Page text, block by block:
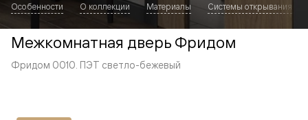
Особенности О коллекции Материалы Системы открывания
Межкомнатная дверь Фридом
Фридом 0010. ПЭТ светло-бежевый